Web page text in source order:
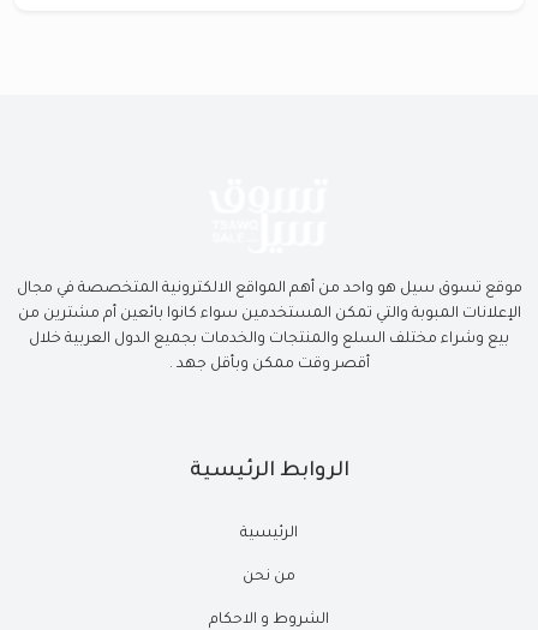
موقع تسوق سيل هو واحد من أهم المواقع الالكترونية المتخصصة في مجال
الإعلانات المبوبة والتي تمكن المستخدمين سواء كانوا بائعين أم مشترين من
بيع وشراء مختلف السلع والمنتجات والخدمات بجميع الدول العربية خلال
أقصر وقت ممكن وبأقل جهد .
الروابط الرئيسية
الرئيسية
من نحن
الشروط و الاحكام